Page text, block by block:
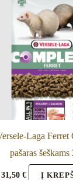
Laga Ferret
pašaras
31,50 € Į